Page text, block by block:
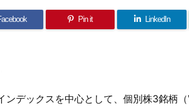
Pin it LinkedIn
ンデックスを中心として、個別株3銘柄